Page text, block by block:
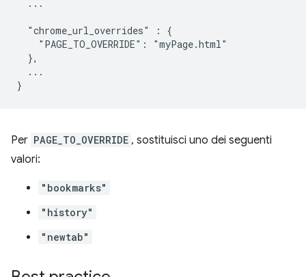
  ...
  "chrome_url_overrides" : {
    "PAGE_TO_OVERRIDE": "myPage.html"
  },
  ...
Per PAGE_TO_OVERRIDE , sostituisci uno dei seguenti
valori:
"bookmarks"
"history"
"newtab"